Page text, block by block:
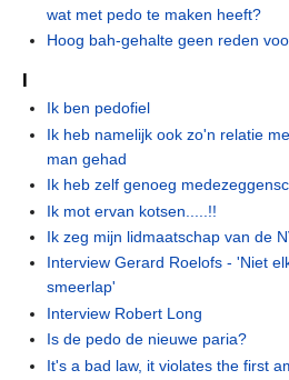
wat met pedo te maken heeft?
Hoog bah-gehalte geen reden
Ik ben pedofiel
Ik heb namelijk ook zo'n relatie
man gehad
Ik heb zelf genoeg
Ik mot ervan kotsen.....!!
Ik zeg mijn lidmaatschap van de
Interview Gerard Roelofs - 'Niet
smeerlap'
Interview Robert Long
Is de pedo de nieuwe paria?
It's a bad law, it violates the first